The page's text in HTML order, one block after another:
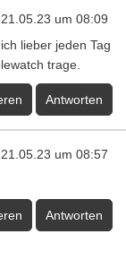
21.05.23 um 08:09
lieber jeden Tag
trage.
Antworten
21.05.23 um 08:57
Antworten